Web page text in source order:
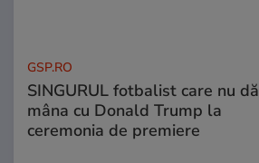
GSP.RO
SINGURUL fotbalist care nu dă
mâna cu Donald Trump la
ceremonia de premiere